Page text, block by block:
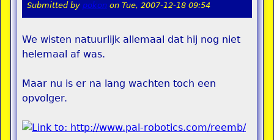
Submitted by pokon on Tue, 2007-12-18 09:54
We wisten natuurlijk allemaal dat hij nog niet
helemaal af was.
Maar nu is er na lang wachten toch een
opvolger.